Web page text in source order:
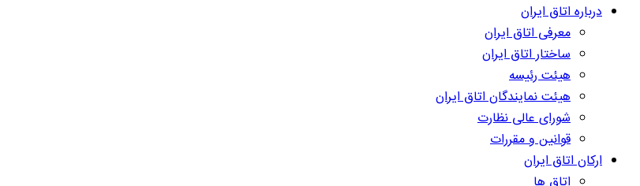
درباره اتاق ایران
معرفی اتاق ایران
ساختار اتاق ایران
هیئت رئیسه
هیئت نمایندگان اتاق ایران
شورای عالی نظارت
قوانین و مقررات
ارکان اتاق ایران